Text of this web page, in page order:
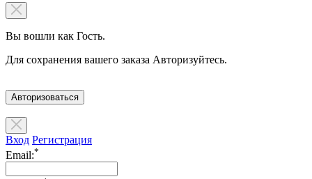
Вы вошли как Гость.
Для сохранения вашего заказа Авторизуйтесь.
Авторизоваться
Вход Регистрация
Email:*